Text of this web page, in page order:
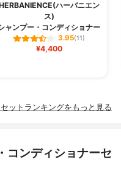
ハーバニエン
ス)
ャンプー・コンディショナー
3.95(11)
¥4,400
ットランキングをもっと見る
コンディショナーセ